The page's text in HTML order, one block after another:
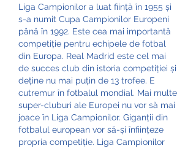
Liga Campionilor a luat ființă în 1955 și
s-a numit Cupa Campionilor Europeni
până în 1992. Este cea mai importantă
competiție pentru echipele de fotbal
din Europa. Real Madrid este cel mai
de succes club din istoria competiției și
deține nu mai puțin de 13 trofee. E
cutremur în fotbalul mondial. Mai multe
super-cluburi ale Europei nu vor să mai
joace în Liga Campionilor. Giganții din
fotbalul european vor să-și înființeze
propria competiție. Liga Campionilor